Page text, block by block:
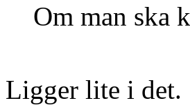
Om man ska
Ligger lite i det.